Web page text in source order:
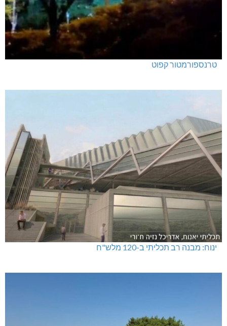
מנהלת אשכול גנים כפר ורדים: אורלי גלברט